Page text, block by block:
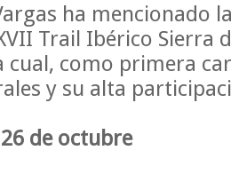
ha mencionado
Trail Ibérico Sierra
cual, como primera
y su alta
de octubre